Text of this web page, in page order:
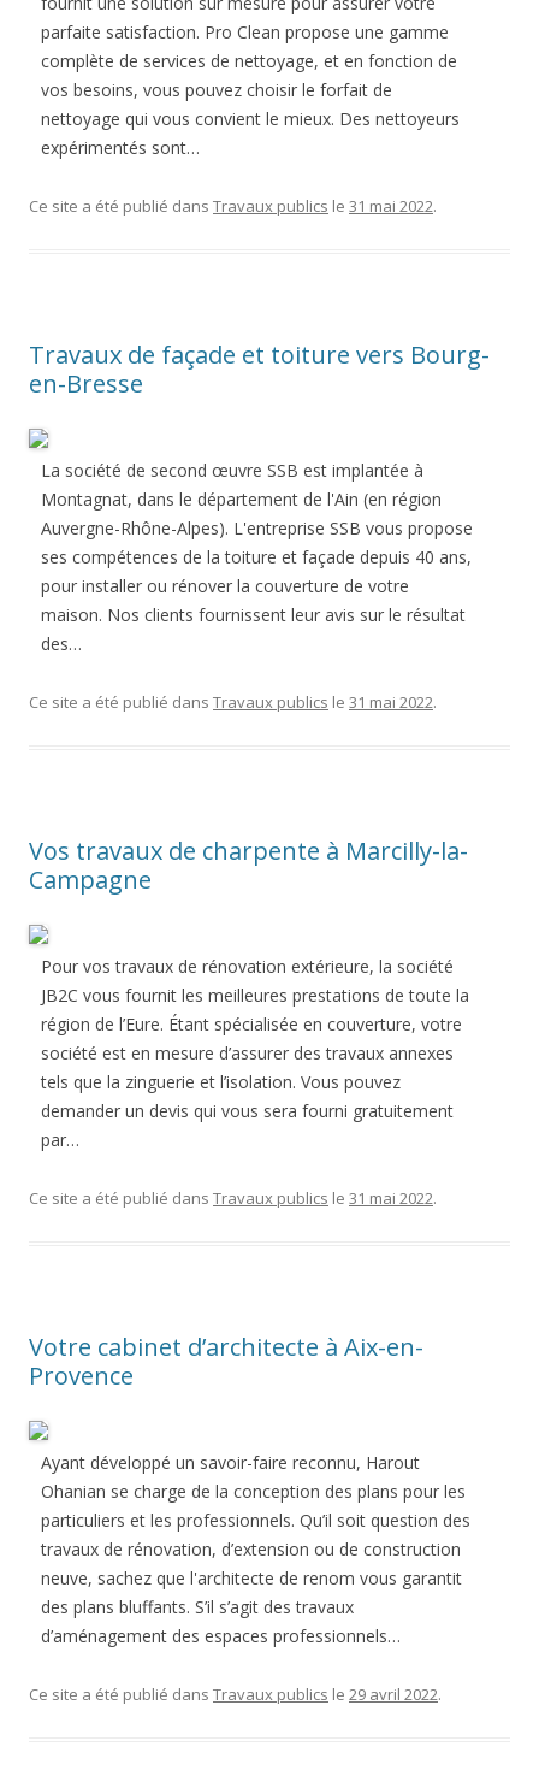
parfaite satisfaction. Pro Clean propose une gamme
complète de services de nettoyage, et en fonction de
vos besoins, vous pouvez choisir le forfait de
nettoyage qui vous convient le mieux. Des nettoyeurs
expérimentés sont…
Ce site a été publié dans Travaux publics le 31 mai 2022.
Travaux de façade et toiture vers Bourg-
en-Bresse
La société de second œuvre SSB est implantée à
Montagnat, dans le département de l'Ain (en région
Auvergne-Rhône-Alpes). L'entreprise SSB vous propose
ses compétences de la toiture et façade depuis 40 ans,
pour installer ou rénover la couverture de votre
maison. Nos clients fournissent leur avis sur le résultat
des…
Ce site a été publié dans Travaux publics le 31 mai 2022.
Vos travaux de charpente à Marcilly-la-
Campagne
Pour vos travaux de rénovation extérieure, la société
JB2C vous fournit les meilleures prestations de toute la
région de l’Eure. Étant spécialisée en couverture, votre
société est en mesure d’assurer des travaux annexes
tels que la zinguerie et l’isolation. Vous pouvez
demander un devis qui vous sera fourni gratuitement
par…
Ce site a été publié dans Travaux publics le 31 mai 2022.
Votre cabinet d’architecte à Aix-en-
Provence
Ayant développé un savoir-faire reconnu, Harout
Ohanian se charge de la conception des plans pour les
particuliers et les professionnels. Qu’il soit question des
travaux de rénovation, d’extension ou de construction
neuve, sachez que l'architecte de renom vous garantit
des plans bluffants. S’il s’agit des travaux
d’aménagement des espaces professionnels…
Ce site a été publié dans Travaux publics le 29 avril 2022.